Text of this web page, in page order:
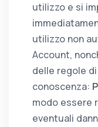
utilizzo e si
utilizzo non
Account,
delle regole
conoscenza:
modo essere
eventuali